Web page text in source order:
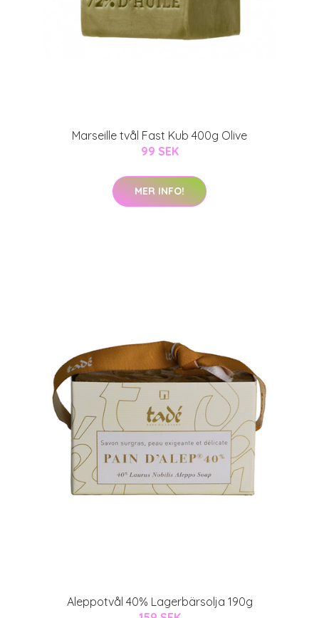
Marseille tvål Fast Kub 400g Olive
99 SEK
MER INFO!
Aleppotvål 40% Lagerbärsolja 190g